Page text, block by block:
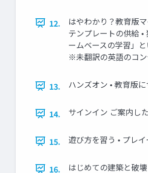
12.
はやわかり？教育版
テンプレートの供給
ームベースの学習」
※未翻訳の英語のコ
13. ハンズオン • 教育版
14. サインイン ご案内し
15. 遊び方を習う • プレ
16. はじめての建築と破